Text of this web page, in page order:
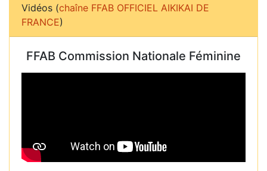
Vidéos (chaîne FFAB OFFICIEL AIKIKAI DE
FRANCE)
FFAB Commission Nationale Féminine